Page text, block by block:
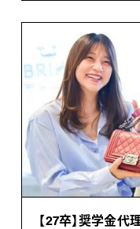
【27卒】奨学金